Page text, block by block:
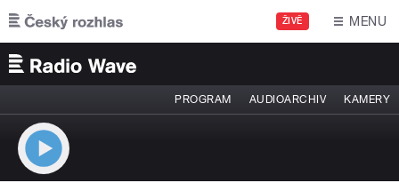
Přejít k hlavnímu obsahu
ŽIVĚ MENU
PROGRAM AUDIOARCHIV KAMERY